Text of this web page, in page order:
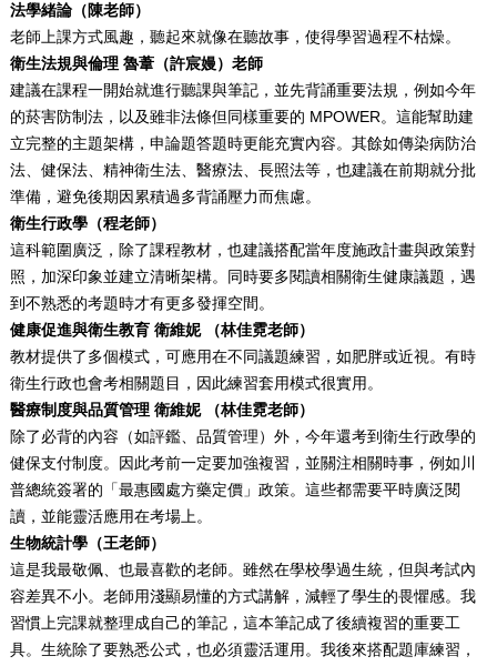
法學緒論（陳老師）
老師上課方式風趣，聽起來就像在聽故事，使得學習過程不枯燥。
衛生法規與倫理 魯葦（許宸嫚） 老師
建議在課程一開始就進行聽課與筆記，並先背誦重要法規，例如今年
的菸害防制法，以及雖非法條但同樣重要的 MPOWER。這能幫助建
立完整的主題架構，申論題答題時更能充實內容。其餘如傳染病防治
法、健保法、精神衛生法、醫療法、長照法等，也建議在前期就分批
準備，避免後期因累積過多背誦壓力而焦慮。
衛生行政學（程老師）
這科範圍廣泛，除了課程教材，也建議搭配當年度施政計畫與政策對
照，加深印象並建立清晰架構。同時要多閱讀相關衛生健康議題，遇
到不熟悉的考題時才有更多發揮空間。
健康促進與衛生教育 衛維妮
（林佳霓老師）
教材提供了多個模式，可應用在不同議題練習，如肥胖或近視。有時
衛生行政也會考相關題目，因此練習套用模式很實用。
醫療制度與品質管理 衛維妮 （林佳霓老師）
除了必背的內容（如評鑑、品質管理）外，今年還考到衛生行政學的
健保支付制度。因此考前一定要加強複習，並關注相關時事，例如川
普總統簽署的「最惠國處方藥定價」政策。這些都需要平時廣泛閱
讀，並能靈活應用在考場上。
生物統計學（王老師）
這是我最敬佩、也最喜歡的老師。雖然在學校學過生統，但與考試內
容差異不小。老師用淺顯易懂的方式講解，減輕了學生的畏懼感。我
習慣上完課就整理成自己的筆記，這本筆記成了後續複習的重要工
具。生統除了要熟悉公式，也必須靈活運用。我後來搭配題庫練習，